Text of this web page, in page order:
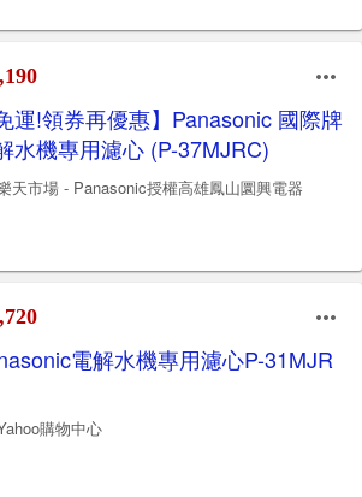
運!領券再優惠】Panasonic 國際牌
水機專用濾心 (P-37MJRC)
天市場 - Panasonic授權高雄鳳山圜興電器
電解水機專用濾心P-31MJR
購物中心